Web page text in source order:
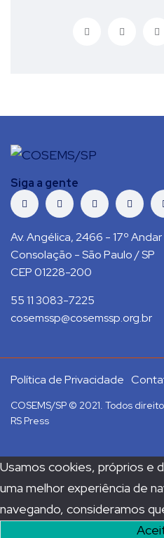
Siga a gente
Av. Angélica, 2466 - 17º Andar
Consolação - São Paulo / SP
CEP 01228-200
55 11 3083-7225
cosemssp@cosemssp.org.br
Política de Privacidade
COSEMS/SP © 2021. Todos
RS Press
Usamos cookies, próprios e
uma melhor experiência de
navegando, consideramos